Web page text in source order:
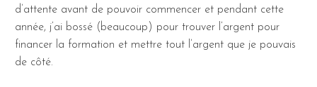
d’attente avant de pouvoir commencer et pendant cette
année, j’ai bossé (beaucoup) pour trouver l’argent pour
financer la formation et mettre tout l’argent que je pouvais
de côté.